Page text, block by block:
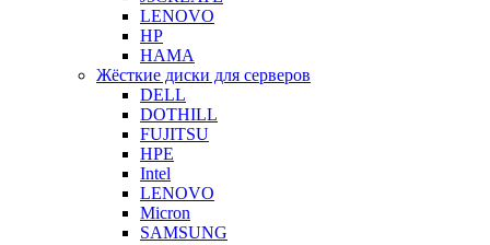
LENOVO
HP
HAMA
Жёсткие диски для серверов
DELL
DOTHILL
FUJITSU
HPE
Intel
LENOVO
Micron
SAMSUNG